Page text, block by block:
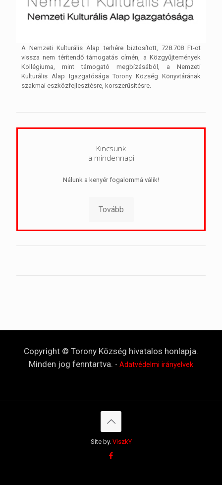
A Nemzeti Kulturális Alap terhére biztosított, 728.708 Ft-ot
vissza nem térítendő támogatás címén, a Közgyűjtemények
Kollégiuma, mint támogató megbízásából, a Nemzeti
Kulturális Alap Igazgatósága Torony Község Könyvtárának
szakmai eszközfejlesztésre, korszerűsítésre.
Kincsünk
a mindennapi
Nálunk a kenyér fogalommá válik!
Tovább
Copyright © Torony Község hivatalos honlapja.
Minden jog fenntartva. - Adatvédelmi irányelvek
Site by. ViszkY